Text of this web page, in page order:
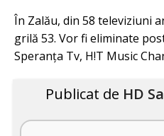
În Zalău, din 58 televiziuni
grilă 53. Vor fi eliminate
Speranța Tv, H!T Music
Publicat de HD